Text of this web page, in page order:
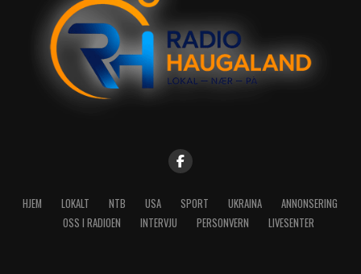
HJEM LOKALT NTB USA SPORT UKRAINA
ANNONSERING
OSS I RADIOEN
INTERVJU PERSONVERN LIVESENTER